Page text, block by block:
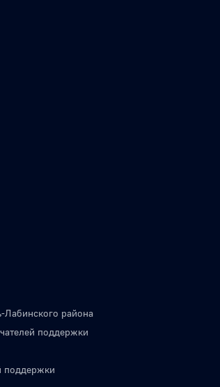
Лабинского района
поддержки
поддержки